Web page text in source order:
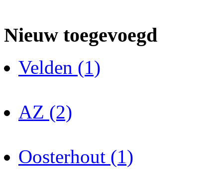
Nieuw toegevoegd
Velden (1)
AZ (2)
Oosterhout (1)